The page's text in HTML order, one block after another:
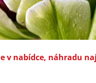
v nabídce, náhradu